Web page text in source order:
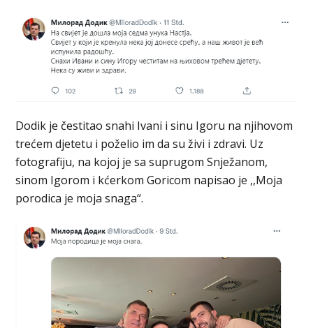
Dodik je čestitao snahi Ivani i sinu Igoru na njihovom
trećem djetetu i poželio im da su živi i zdravi. Uz
fotografiju, na kojoj je sa suprugom Snježanom,
sinom Igorom i kćerkom Goricom napisao je ,,Moja
porodica je moja snaga“.